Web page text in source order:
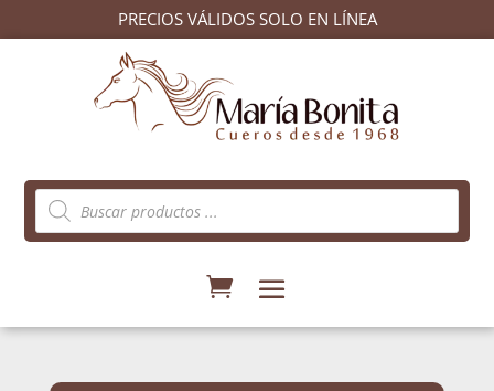
PRECIOS VÁLIDOS SOLO EN LÍNEA
Búsqueda
de
productos